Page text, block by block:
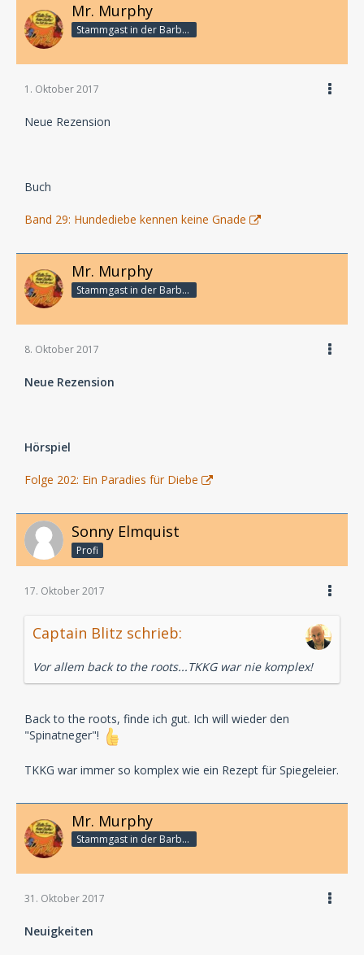
Mr. Murphy
Stammgast in der Barbarabar
1. Oktober 2017
Neue Rezension
Buch
Band 29: Hundediebe kennen keine Gnade
Mr. Murphy
Stammgast in der Barbarabar
8. Oktober 2017
Neue Rezension
Hörspiel
Folge 202: Ein Paradies für Diebe
Sonny Elmquist
Profi
17. Oktober 2017
Captain Blitz schrieb:
Vor allem back to the roots...TKKG war nie komplex!
Back to the roots, finde ich gut. Ich will wieder den
"Spinatneger"!
TKKG war immer so komplex wie ein Rezept für Spiegeleier.
Mr. Murphy
Stammgast in der Barbarabar
31. Oktober 2017
Neuigkeiten